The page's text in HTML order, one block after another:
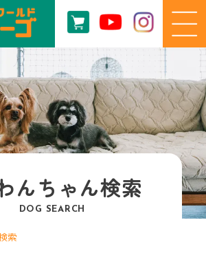
んちゃん検索
DOG SEARCH
索